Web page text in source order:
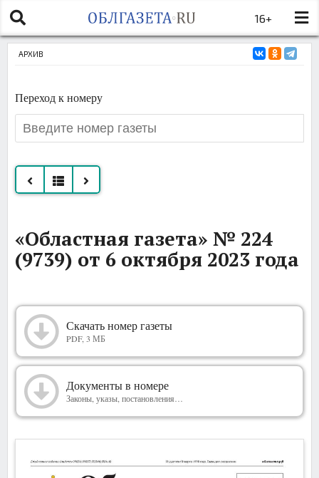
16+
АРХИВ
Переход к номеру
номера
за
2023
«Областная газета» № 224
(9739) от 6 октября 2023 года
Скачать номер газеты
PDF, 3 МБ
Документы в номере
Законы, указы, постановления…